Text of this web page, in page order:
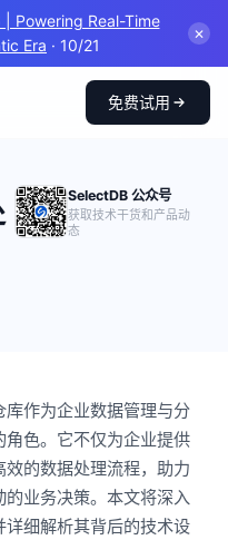
Powering Real-Time
Era · 10/21
✕
免费试用
SelectDB 公众号
获取技术干货和产品动
态
作为企业数据管理与分
色。它不仅为企业提供
的数据处理流程，助力
业务决策。本文将深入
细解析其背后的技术设